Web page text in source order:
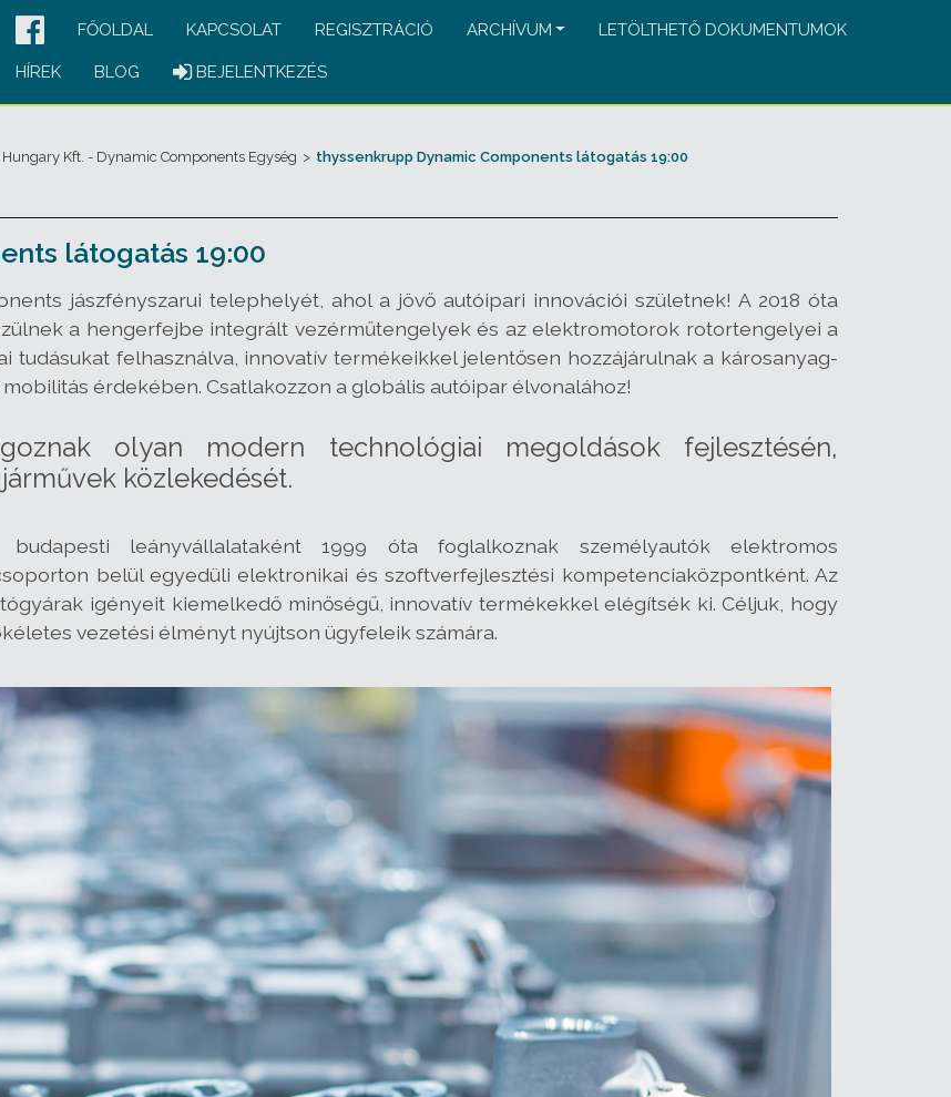
FŐOLDAL KAPCSOLAT REGISZTRÁCIÓ ARCHÍVUM LETÖLTHETŐ DOKUMENTUMOK
HÍREK BLOG BEJELENTKEZÉS
Kft. - Dynamic Components Egység > thyssenkrupp Dynamic Components látogatás 19:00
látogatás 19:00
jászfényszarui telephelyét, ahol a jövő autóipari innovációi születnek! A 2018 óta
a hengerfejbe integrált vezérműtengelyek és az elektromotorok rotortengelyei a
tudásukat felhasználva, innovatív termékeikkel jelentősen hozzájárulnak a károsanyag-
érdekében. Csatlakozzon a globális autóipar élvonalához!
olyan modern technológiai megoldások fejlesztésén,
közlekedését.
leányvállalataként 1999 óta foglalkoznak személyautók elektromos
belül egyedüli elektronikai és szoftverfejlesztési kompetenciaközpontként. Az
igényeit kiemelkedő minőségű, innovatív termékekkel elégítsék ki. Céljuk, hogy
vezetési élményt nyújtson ügyfeleik számára.